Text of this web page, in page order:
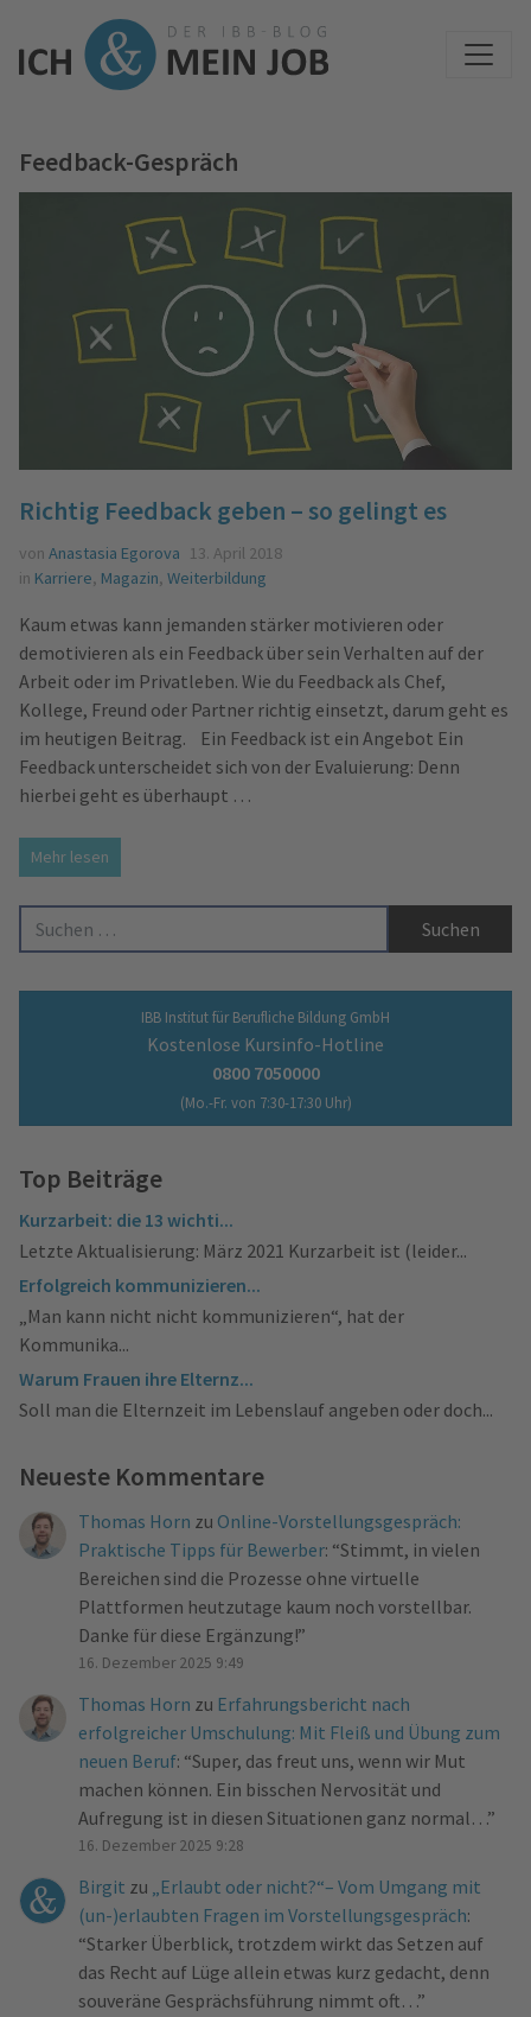
Feedback-Gespräch
Richtig Feedback geben – so gelingt es
von Anastasia Egorova 13. April 2018
in Karriere, Magazin, Weiterbildung
Kaum etwas kann jemanden stärker motivieren oder
demotivieren als ein Feedback über sein Verhalten auf der
Arbeit oder im Privatleben. Wie du Feedback als Chef,
Kollege, Freund oder Partner richtig einsetzt, darum geht es
im heutigen Beitrag. Ein Feedback ist ein Angebot Ein
Feedback unterscheidet sich von der Evaluierung: Denn
hierbei geht es überhaupt …
Mehr lesen
Suche nach:
IBB Institut für Berufliche Bildung GmbH
Kostenlose Kursinfo-Hotline
0800 7050000
(Mo.-Fr. von 7:30-17:30 Uhr)
Top Beiträge
Kurzarbeit: die 13 wichti...
Letzte Aktualisierung: März 2021 Kurzarbeit ist (leider...
Erfolgreich kommunizieren...
„Man kann nicht nicht kommunizieren“, hat der
Kommunika...
Warum Frauen ihre Elternz...
Soll man die Elternzeit im Lebenslauf angeben oder doch...
Neueste Kommentare
Thomas Horn zu Online-Vorstellungsgespräch:
Praktische Tipps für Bewerber: “Stimmt, in vielen
Bereichen sind die Prozesse ohne virtuelle
Plattformen heutzutage kaum noch vorstellbar.
Danke für diese Ergänzung!”
16. Dezember 2025 9:49
Thomas Horn zu Erfahrungsbericht nach
erfolgreicher Umschulung: Mit Fleiß und Übung zum
neuen Beruf: “Super, das freut uns, wenn wir Mut
machen können. Ein bisschen Nervosität und
Aufregung ist in diesen Situationen ganz normal… ”
16. Dezember 2025 9:28
Birgit zu „Erlaubt oder nicht?“– Vom Umgang mit
(un-)erlaubten Fragen im Vorstellungsgespräch:
“Starker Überblick, trotzdem wirkt das Setzen auf
das Recht auf Lüge allein etwas kurz gedacht, denn
souveräne Gesprächsführung nimmt oft… ”